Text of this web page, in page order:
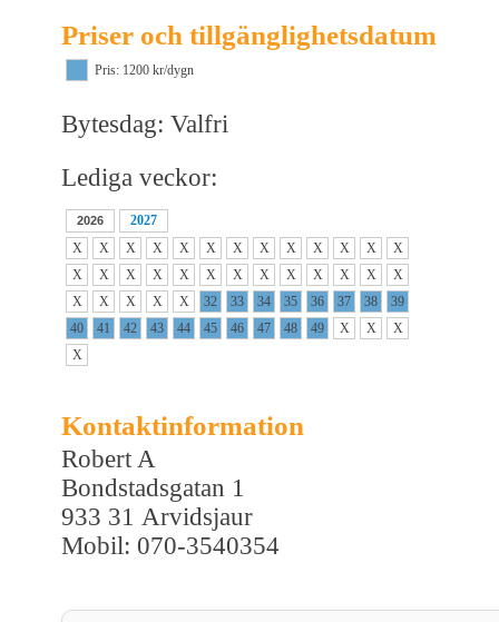
Priser och tillgänglighetsdatum
Pris: 1200 kr/dygn
Bytesdag: Valfri
Lediga veckor:
2026
2027
X
X X X X X X X X X X X
X
X
X X X X X X X X X X X
X
X
X X X X 32 33 34 35 36 37 38
39
40
41 42 43 44 45 46 47 48 49 X X
X
X
Kontaktinformation
Robert A
Bondstadsgatan 1
933 31 Arvidsjaur
Mobil: 070-3540354